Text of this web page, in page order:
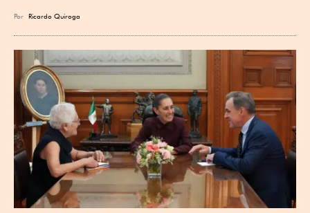
Por Ricardo Quiroga